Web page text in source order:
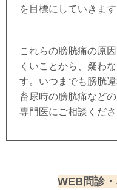
を目標にしていきます
これらの膀胱痛の原
くいことから、疑わ
す。 いつまでも膀胱
畜尿時の膀胱痛など
専門医にご相談くださ
WEB問診